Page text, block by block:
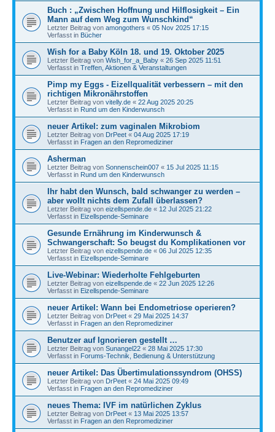
Buch : „Zwischen Hoffnung und Hilflosigkeit – Ein
Mann auf dem Weg zum Wunschkind“
Letzter Beitrag von amongothers « 05 Nov 2025 17:15
Verfasst in Bücher
Wish for a Baby Köln 18. und 19. Oktober 2025
Letzter Beitrag von Wish_for_a_Baby « 26 Sep 2025 11:51
Verfasst in Treffen, Aktionen & Veranstaltungen
Pimp my Eggs - Eizellqualität verbessern – mit den
richtigen Mikronährstoffen
Letzter Beitrag von vitelly.de « 22 Aug 2025 20:25
Verfasst in Rund um den Kinderwunsch
neuer Artikel: zum vaginalen Mikrobiom
Letzter Beitrag von DrPeet « 04 Aug 2025 17:19
Verfasst in Fragen an den Repromediziner
Asherman
Letzter Beitrag von Sonnenschein007 « 15 Jul 2025 11:15
Verfasst in Rund um den Kinderwunsch
Ihr habt den Wunsch, bald schwanger zu werden –
aber wollt nichts dem Zufall überlassen?
Letzter Beitrag von eizellspende.de « 12 Jul 2025 21:22
Verfasst in Eizellspende-Seminare
Gesunde Ernährung im Kinderwunsch &
Schwangerschaft: So beugst du Komplikationen vor
Letzter Beitrag von eizellspende.de « 06 Jul 2025 12:35
Verfasst in Eizellspende-Seminare
Live-Webinar: Wiederholte Fehlgeburten
Letzter Beitrag von eizellspende.de « 22 Jun 2025 12:26
Verfasst in Eizellspende-Seminare
neuer Artikel: Wann bei Endometriose operieren?
Letzter Beitrag von DrPeet « 29 Mai 2025 14:37
Verfasst in Fragen an den Repromediziner
Benutzer auf Ignorieren gestellt …
Letzter Beitrag von Sunangel22 « 28 Mai 2025 17:30
Verfasst in Forums-Technik, Bedienung & Unterstützung
neuer Artikel: Das Übertimulationssyndrom (OHSS)
Letzter Beitrag von DrPeet « 24 Mai 2025 09:49
Verfasst in Fragen an den Repromediziner
neues Thema: IVF im natürlichen Zyklus
Letzter Beitrag von DrPeet « 13 Mai 2025 13:57
Verfasst in Fragen an den Repromediziner